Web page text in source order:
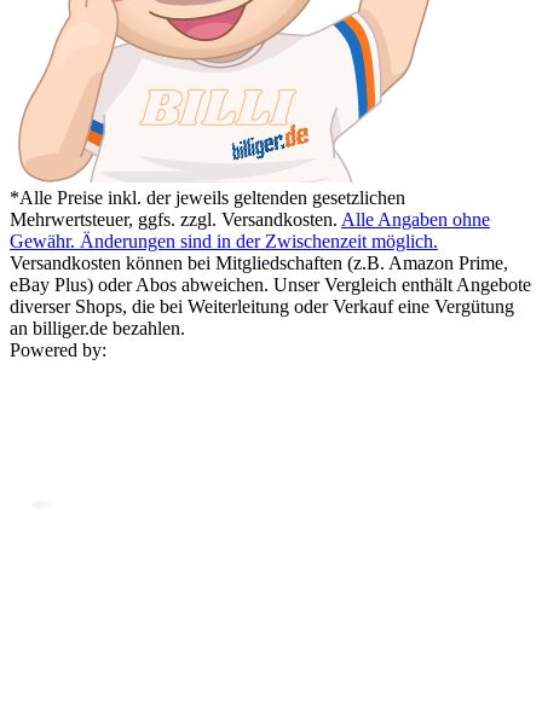
*Alle Preise inkl. der jeweils geltenden gesetzlichen
Mehrwertsteuer, ggfs. zzgl. Versandkosten. Alle Angaben ohne
Gewähr. Änderungen sind in der Zwischenzeit möglich.
Versandkosten können bei Mitgliedschaften (z.B. Amazon Prime,
eBay Plus) oder Abos abweichen. Unser Vergleich enthält Angebote
diverser Shops, die bei Weiterleitung oder Verkauf eine Vergütung
an billiger.de bezahlen.
Powered by: